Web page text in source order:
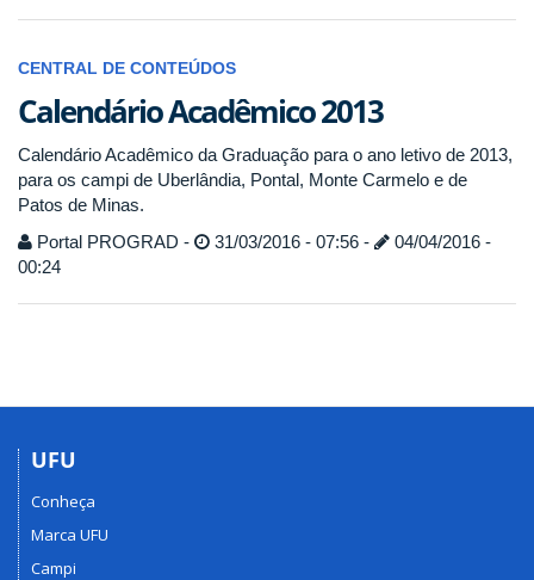
CENTRAL DE CONTEÚDOS
Calendário Acadêmico 2013
Calendário Acadêmico da Graduação para o ano letivo de 2013,
para os campi de Uberlândia, Pontal, Monte Carmelo e de
Patos de Minas.
Portal PROGRAD -
31/03/2016 - 07:56 -
04/04/2016 -
00:24
UFU
Conheça
Marca UFU
Campi